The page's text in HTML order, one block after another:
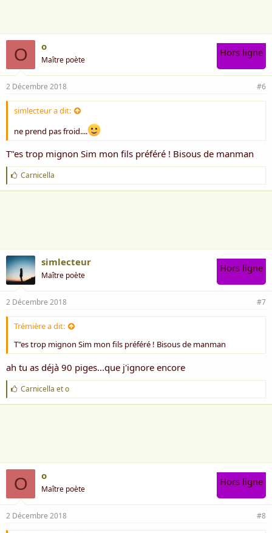
O o
Maître poète
Hors ligne
2 Décembre 2018 #6
simlecteur a dit:
ne prend pas froid....
T"es trop mignon Sim mon fils préféré ! Bisous de manman
J
'
a
Carnicella
simlecteur
Maître poète
Hors ligne
2 Décembre 2018 #7
Trémière a dit:
T"es trop mignon Sim mon fils préféré ! Bisous de manman
ah tu as déjà 90 piges...que j'ignore encore
J
'
a
Carnicella eto
O o
Maître poète
Hors ligne
2 Décembre 2018 #8